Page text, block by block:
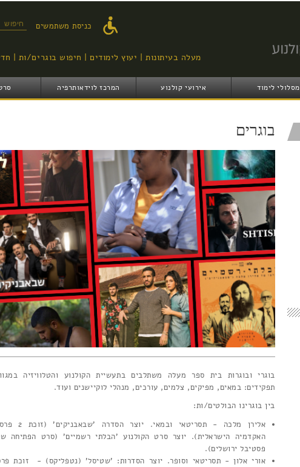
העיקרי
טופס כניסת משתמשים
מעלה בעיתונות יעוץ לימודים חיפוש בוגרים/ות
מסלולי לימוד אירועי קולנוע המרכז לוידאותרפיה
בוגרים
בוגרי ובוגרות בית ספר מעלה משתלבים בתעשיית הקולנוע והטלוויזיה
תפקידים: במאים, מפיקים, צלמים, עורכים, מנהלי לוקיישנים ועוד.
בין בוגרינו הבולטים/ות:
אלירן מלכה - תסריטאי ובמאי. יוצר הסדרה
האקדמיה הישראלית). יוצר סרט הקולנוע 'הבלתי רשמיים' (סרט הפתיחה
פסטיבל ירושלים).
אורי אלון - תסריטאי וסופר. יוצר הסדרות: 'שטיסל' (נטפליקס) - זוכת